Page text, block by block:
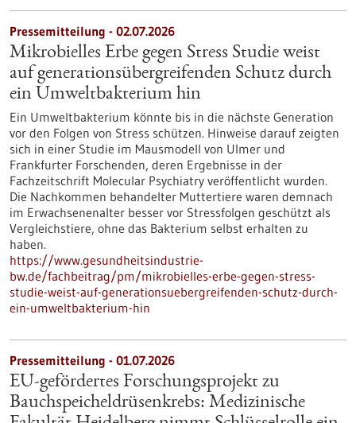
Pressemitteilung - 02.07.2026
Mikrobielles Erbe gegen Stress Studie weist
auf generationsübergreifenden Schutz durch
ein Umweltbakterium hin
Ein Umweltbakterium könnte bis in die nächste Generation
vor den Folgen von Stress schützen. Hinweise darauf zeigten
sich in einer Studie im Mausmodell von Ulmer und
Frankfurter Forschenden, deren Ergebnisse in der
Fachzeitschrift Molecular Psychiatry veröffentlicht wurden.
Die Nachkommen behandelter Muttertiere waren demnach
im Erwachsenenalter besser vor Stressfolgen geschützt als
Vergleichstiere, ohne das Bakterium selbst erhalten zu
haben.
https://www.gesundheitsindustrie-
bw.de/fachbeitrag/pm/mikrobielles-erbe-gegen-stress-
studie-weist-auf-generationsuebergreifenden-schutz-durch-
ein-umweltbakterium-hin
Pressemitteilung - 01.07.2026
EU-gefördertes Forschungsprojekt zu
Bauchspeicheldrüsenkrebs: Medizinische